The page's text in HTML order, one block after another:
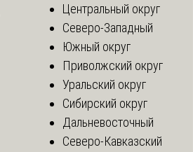
Центральный округ
Северо-Западный
Южный округ
Приволжский округ
Уральский округ
Сибирский округ
Дальневосточный
Северо-Кавказский